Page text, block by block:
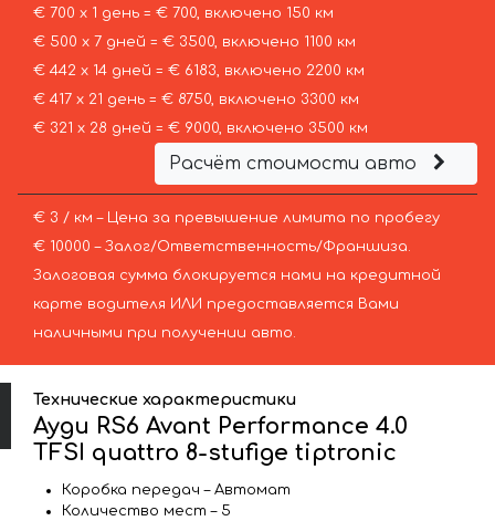
€ 700 х 1 день = € 700, включено 150 км
€ 500 х 7 дней = € 3500, включено 1100 км
€ 442 х 14 дней = € 6183, включено 2200 км
€ 417 х 21 день = € 8750, включено 3300 км
€ 321 х 28 дней = € 9000, включено 3500 км
Расчёт стоимости авто
€ 3 / км – Цена за превышение лимита по пробегу
€ 10000 – Залог/Ответственность/Франшиза.
Залоговая сумма блокируется нами на кредитной
карте водителя ИЛИ предоставляется Вами
наличными при получении авто.
Технические характеристики
Ауди RS6 Avant Performance 4.0
TFSI quattro 8-stufige tiptronic
Коробка передач – Автомат
Количество мест – 5